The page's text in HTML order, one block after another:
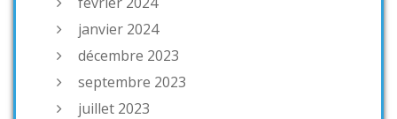
janvier 2024
décembre 2023
septembre 2023
juillet 2023